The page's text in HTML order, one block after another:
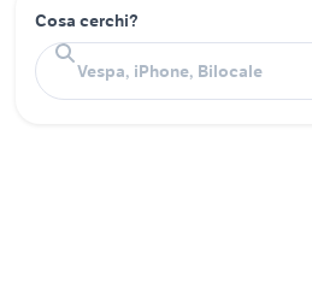
Cosa cerchi?